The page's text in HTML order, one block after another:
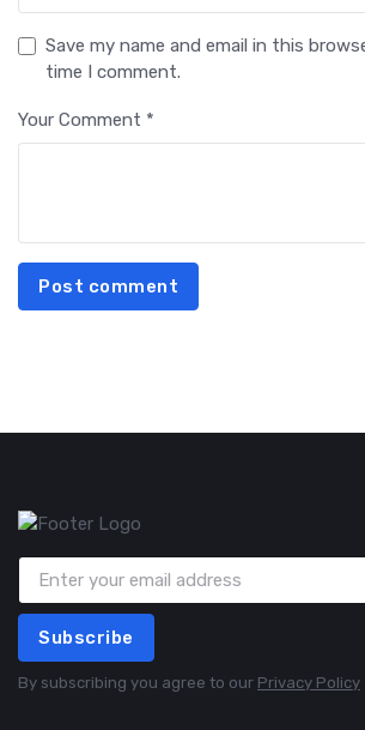
Save my name and email in this
time I comment.
Your Comment *
Post comment
Subscribe
By subscribing you agree to our Privacy Policy